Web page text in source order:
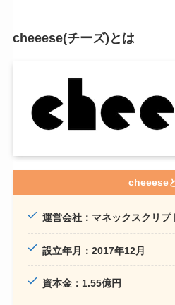
cheeese(チーズ)とは
cheeese
運営会社：マネックスクリプ
設立年月：2017年12月
資本金：1.55億円